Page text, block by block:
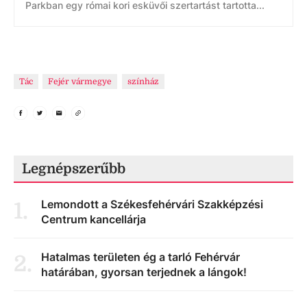
Parkban egy római kori esküvői szertartást tartotta...
Tác Fejér vármegye színház
Legnépszerűbb
1.
Lemondott a Székesfehérvári Szakképzési
Centrum kancellárja
2.
Hatalmas területen ég a tarló Fehérvár
határában, gyorsan terjednek a lángok!